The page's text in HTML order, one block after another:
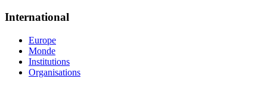
International
Europe
Monde
Institutions
Organisations